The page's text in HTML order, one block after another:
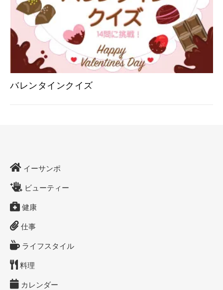
バレンタインクイズ
イーサンポ
ビューティー
健康
仕事
ライフスタイル
料理
カレンダー